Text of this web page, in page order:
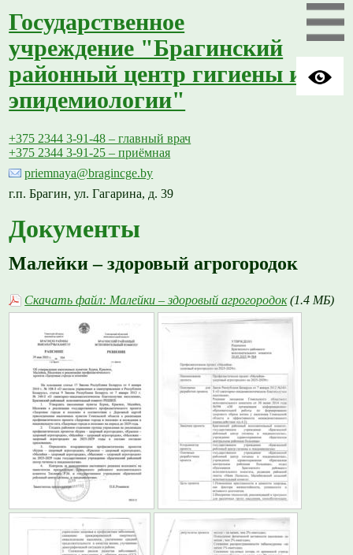
Государственное
учреждение "Брагинский
районный центр гигиены и
эпидемиологии"
+375 2344 3-91-48 – главный врач
+375 2344 3-91-25 – приёмная
priemnaya@bragincge.by
г.п. Брагин, ул. Гагарина, д. 39
Документы
Малейки – здоровый агрогородок
Скачать файл: Малейки – здоровый агрогородок(1.4 МБ)